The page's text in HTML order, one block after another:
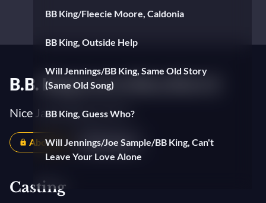
BB King/Fleecie Moore, Caldonia
BB King, Outside Help
Will Jennings/BB King, Same Old Story
(Same Old Song)
BB King, Guess Who?
Will Jennings/Joe Sample/BB King, Can't
Leave Your Love Alone
B.B. King Live in Nice (Part I)
Nice Jazz Festival 1979
Abonnés Partager
Casting